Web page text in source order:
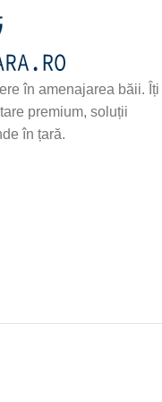
în amenajarea băii. Îți
premium, soluții
în țară.